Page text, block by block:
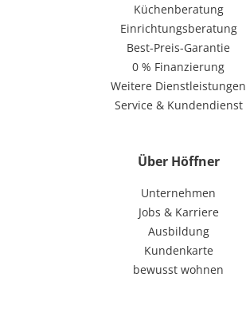
Küchenberatung
Einrichtungsberatung
Best-Preis-Garantie
0 % Finanzierung
Weitere Dienstleistungen
Service & Kundendienst
Über Höffner
Unternehmen
Jobs & Karriere
Ausbildung
Kundenkarte
bewusst wohnen